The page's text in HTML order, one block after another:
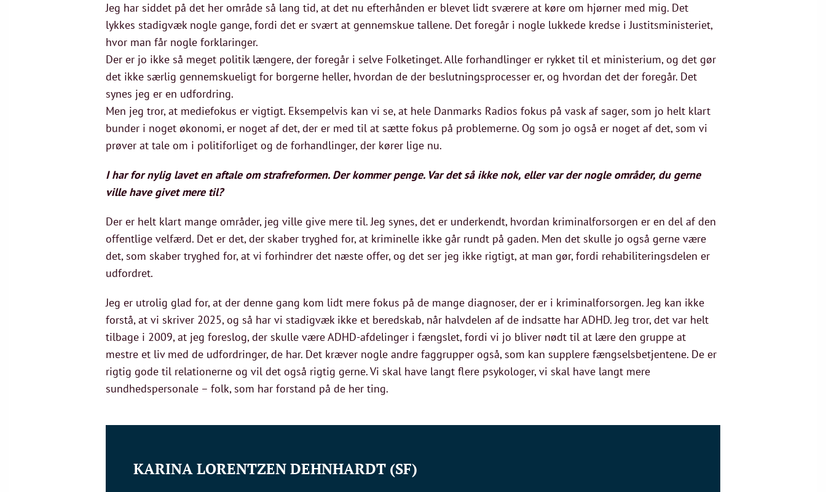
Jeg har siddet på det her område så lang tid, at det nu efterhånden er blevet lidt sværere at køre om hjørner med mig. Det
lykkes stadigvæk nogle gange, fordi det er svært at gennemskue tallene. Det foregår i nogle lukkede kredse i Justitsministeriet,
hvor man får nogle forklaringer.
Der er jo ikke så meget politik længere, der foregår i selve Folketinget. Alle forhandlinger er rykket til et ministerium, og det gør
det ikke særlig gennemskueligt for borgerne heller, hvordan de der beslutningsprocesser er, og hvordan det der foregår. Det
synes jeg er en udfordring.
Men jeg tror, at mediefokus er vigtigt. Eksempelvis kan vi se, at hele Danmarks Radios fokus på vask af sager, som jo helt klart
bunder i noget økonomi, er noget af det, der er med til at sætte fokus på problemerne. Og som jo også er noget af det, som vi
prøver at tale om i politiforliget og de forhandlinger, der kører lige nu.
I har for nylig lavet en aftale om strafreformen. Der kommer penge. Var det så ikke nok, eller var der nogle områder, du gerne
ville have givet mere til?
Der er helt klart mange områder, jeg ville give mere til. Jeg synes, det er underkendt, hvordan kriminalforsorgen er en del af den
offentlige velfærd. Det er det, der skaber tryghed for, at kriminelle ikke går rundt på gaden. Men det skulle jo også gerne være
det, som skaber tryghed for, at vi forhindrer det næste offer, og det ser jeg ikke rigtigt, at man gør, fordi rehabiliteringsdelen er
udfordret.
Jeg er utrolig glad for, at der denne gang kom lidt mere fokus på de mange diagnoser, der er i kriminalforsorgen. Jeg kan ikke
forstå, at vi skriver 2025, og så har vi stadigvæk ikke et beredskab, når halvdelen af de indsatte har ADHD. Jeg tror, det var helt
tilbage i 2009, at jeg foreslog, der skulle være ADHD-afdelinger i fængslet, fordi vi jo bliver nødt til at lære den gruppe at
mestre et liv med de udfordringer, de har. Det kræver nogle andre faggrupper også, som kan supplere fængselsbetjentene. De er
rigtig gode til relationerne og vil det også rigtig gerne. Vi skal have langt flere psykologer, vi skal have langt mere
sundhedspersonale – folk, som har forstand på de her ting.
KARINA LORENTZEN DEHNHARDT (SF)